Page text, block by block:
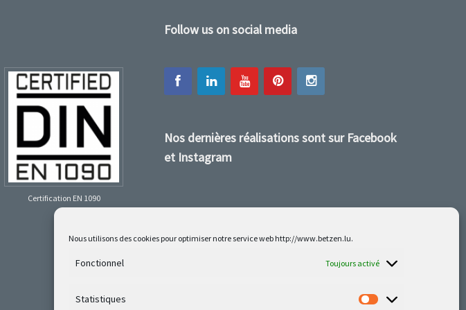
Nous utilisons des cookies pour optimiser notre service web http://www.betzen.lu.
Fonctionnel Toujours activé
Statistiques
Certification EN 1090
Follow us on social media
Nos dernières réalisations sont sur Facebook
et Instagram